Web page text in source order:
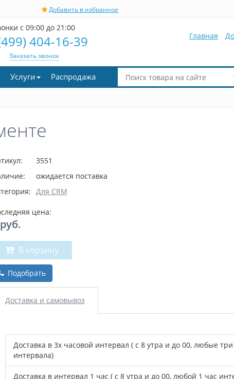
Добавить в избранное
с 09:00 до 21:00
404-16-39
Заказать звонок
Главная
Услуги Распродажа
3551
ожидается поставка
Для CRM
цена:
В корзину
Подобрать
Доставка и самовывоз
Доставка в 3х часовой интервал ( с 8 утра и до 00, любые
интервала)
Доставка в интервал 1 час ( с 8 утра и до 00, любой 1 час